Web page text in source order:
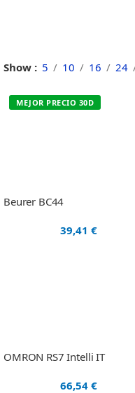
Show 5 10 16 24
MEJOR PRECIO 30D
Beurer BC44
39,41 €
OMRON RS7 Intelli IT
66,54 €